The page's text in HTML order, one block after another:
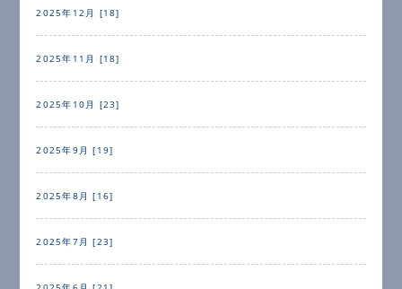
2025年12月 [18]
2025年11月 [18]
2025年10月 [23]
2025年9月 [19]
2025年8月 [16]
2025年7月 [23]